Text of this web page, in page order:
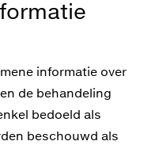
informatie over
de behandeling
bedoeld als
beschouwd als